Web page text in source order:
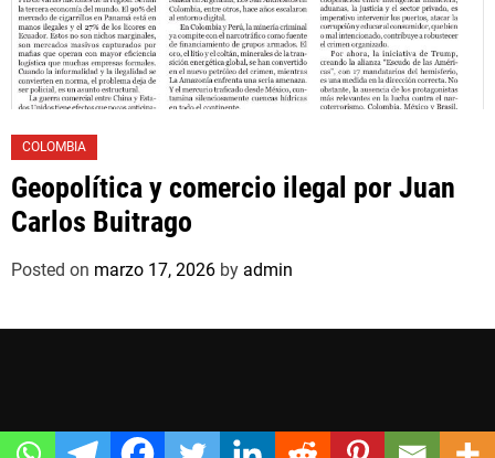
COLOMBIA
Geopolítica y comercio ilegal por Juan
Carlos Buitrago
Posted on marzo 17, 2026 by admin